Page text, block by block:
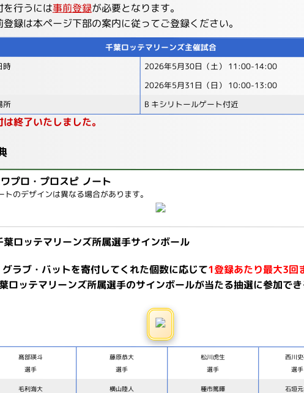
行うには事前登録が必要となります。
録は本ページ下部の案内に従ってご登録ください。
千葉ロッテマリーンズ主催試合
時
2026年5月30日（土） 11:00-14:00
2026年5月31日（日） 10:00-13:00
所 B キシリトールゲート付近
終了いたしました。
プロ・プロスピ ノート
のデザインは異なる場合があります。
葉ロッテマリーンズ所属選手サインボール
グラブ・バットを寄付してくれた個数に応じて1登録あたり最大3回
ロッテマリーンズ所属選手のサインボールが当たる抽選に参加でき
髙部瑛斗
選手
藤原恭大
選手
松川虎生
選手
西川
選手
毛利海大 横山陸人 種市篤暉 石垣